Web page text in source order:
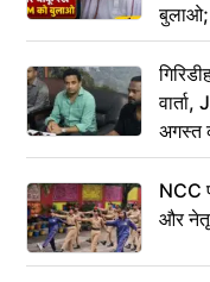
अगस्त
NCC
और